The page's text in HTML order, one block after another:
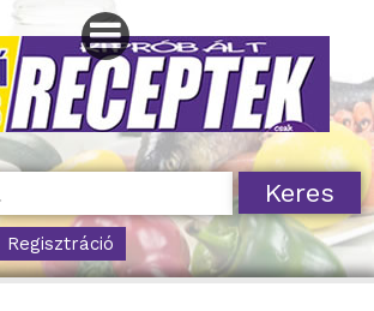
Regisztráció